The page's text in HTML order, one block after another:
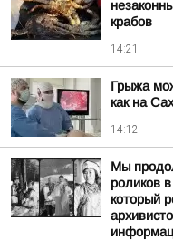
крабов
14:21
Грыжа
как на
14:12
Мы
роликов
который